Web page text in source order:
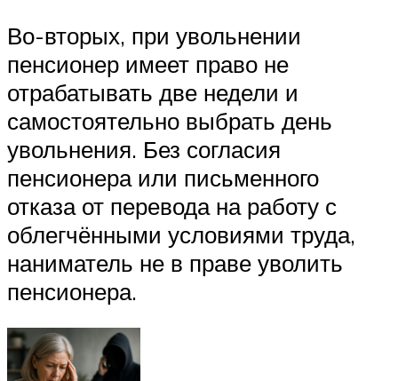
Во-вторых, при увольнении
пенсионер имеет право не
отрабатывать две недели и
самостоятельно выбрать день
увольнения. Без согласия
пенсионера или письменного
отказа от перевода на работу с
облегчёнными условиями труда,
наниматель не в праве уволить
пенсионера.